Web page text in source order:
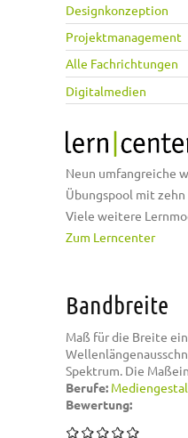
Designkonzeption
Projektmanagement
Alle Fachrichtungen
Digitalmedien
Neun umfangreiche
Übungspool mit
Viele weitere
Zum Lerncenter
Bandbreite
Maß für die Breite
Spektrum. Die
Berufe:
Bewertung: